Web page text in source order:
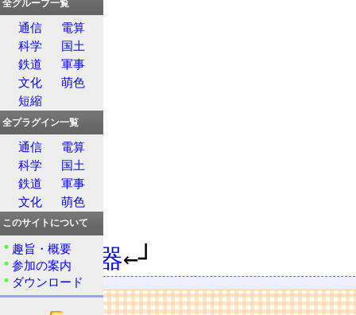
│
                      [ 局部発振器 ]
│
│
波増幅器
リンク
全グループ一覧
通信
電算
科学
国土
鉄道
軍事
文化
萌色
短縮
全プラグイン一覧
通信
電算
科学
国土
鉄道
軍事
文化
萌色
このサイトについて
趣旨・概要
参加の案内
ダウンロード